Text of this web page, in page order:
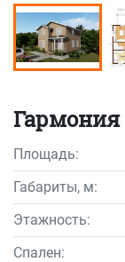
Гармония
Площадь:
Габариты, м:
Этажность:
Спален: